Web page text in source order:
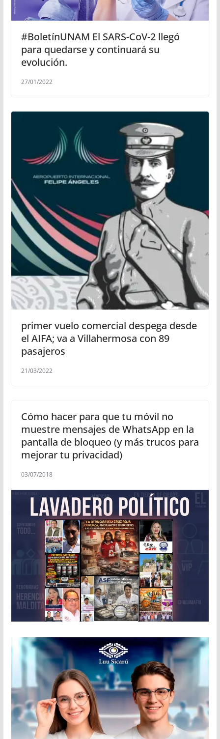
#BoletínUNAM El SARS-CoV-2 llegó
para quedarse y continuará su
evolución.
27/01/2022
primer vuelo comercial despega desde
el AIFA; va a Villahermosa con 89
pasajeros
21/03/2022
Cómo hacer para que tu móvil no
muestre mensajes de WhatsApp en la
pantalla de bloqueo (y más trucos para
mejorar tu privacidad)
03/07/2018